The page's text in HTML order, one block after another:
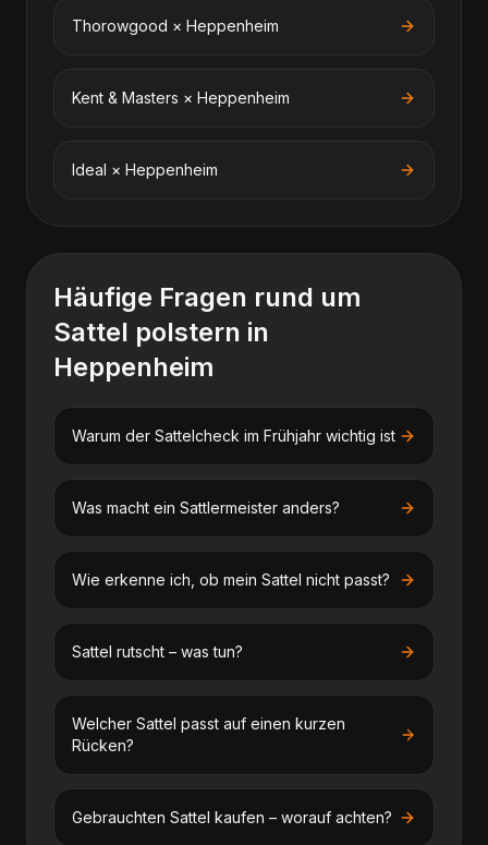
Thorowgood × Heppenheim
Kent & Masters × Heppenheim
Ideal × Heppenheim
Häufige Fragen rund um
Sattel polstern in
Heppenheim
Warum der Sattelcheck im Frühjahr wichtig ist
Was macht ein Sattlermeister anders?
Wie erkenne ich, ob mein Sattel nicht passt?
Sattel rutscht – was tun?
Welcher Sattel passt auf einen kurzen
Rücken?
Gebrauchten Sattel kaufen – worauf achten?